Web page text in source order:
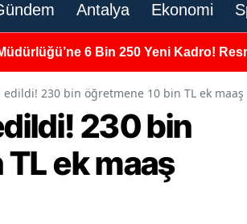
Antalya Ekonomi
6 Bin 250 Yeni Kadro!
edildi! 230 bin öğretmene 10 bin TL ek
230 bin
ek maaş